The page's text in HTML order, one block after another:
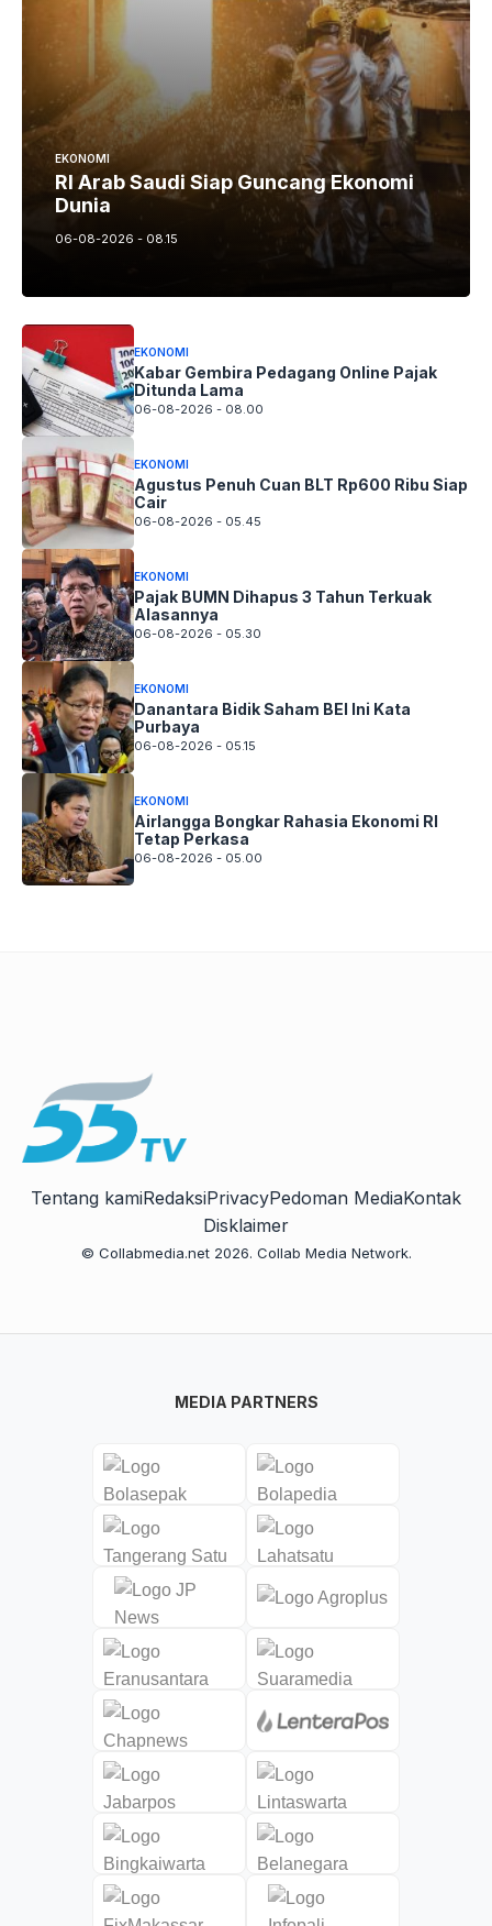
EKONOMI
RI Arab Saudi Siap Guncang Ekonomi
Dunia
06-08-2026 - 08.15
EKONOMI
Kabar Gembira Pedagang Online Pajak
Ditunda Lama
06-08-2026 - 08.00
EKONOMI
Agustus Penuh Cuan BLT Rp600 Ribu Siap
Cair
06-08-2026 - 05.45
EKONOMI
Pajak BUMN Dihapus 3 Tahun Terkuak
Alasannya
06-08-2026 - 05.30
EKONOMI
Danantara Bidik Saham BEI Ini Kata
Purbaya
06-08-2026 - 05.15
EKONOMI
Airlangga Bongkar Rahasia Ekonomi RI
Tetap Perkasa
06-08-2026 - 05.00
Tentang kamiRedaksiPrivacyPedoman MediaKontak
Disklaimer
© Collabmedia.net 2026. Collab Media Network.
MEDIA PARTNERS